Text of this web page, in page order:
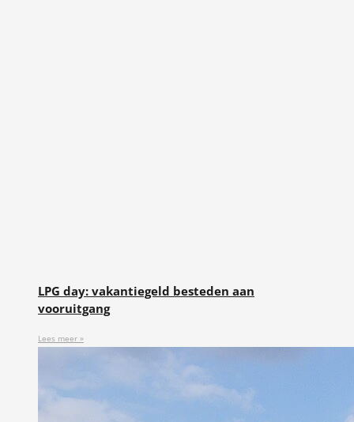
LPG day: vakantiegeld besteden aan
vooruitgang
Lees meer »